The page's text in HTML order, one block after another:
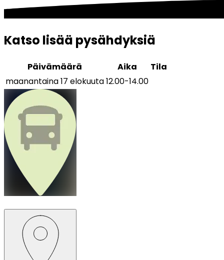
Katso lisää pysähdyksiä
Päivämäärä Aika
Tila
maanantaina 17 elokuuta12.00-14.00